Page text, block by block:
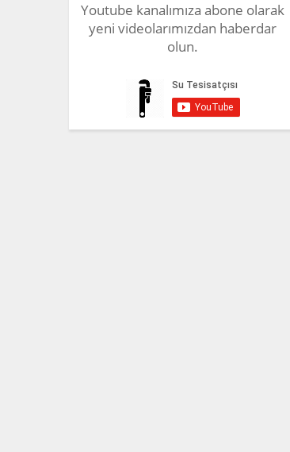
Youtube kanalımıza abone olarak
yeni videolarımızdan haberdar
olun.